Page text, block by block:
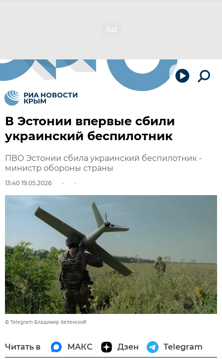
В Эстонии впервые сбили
украинский беспилотник
ПВО Эстонии сбила украинский беспилотник -
министр обороны страны
13:40 19.05.2026
© Telegram Владимир Зеленский
Читать в МАКС Дзен Telegram